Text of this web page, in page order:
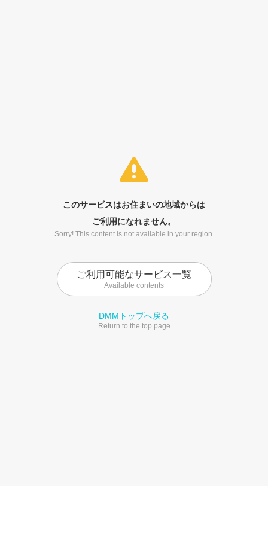
このサービスはお住まいの地域からは
ご利用になれません。
Sorry! This content is not available in your region.
ご利用可能なサービス一覧
Available contents
DMMトップへ戻る
Return to the top page